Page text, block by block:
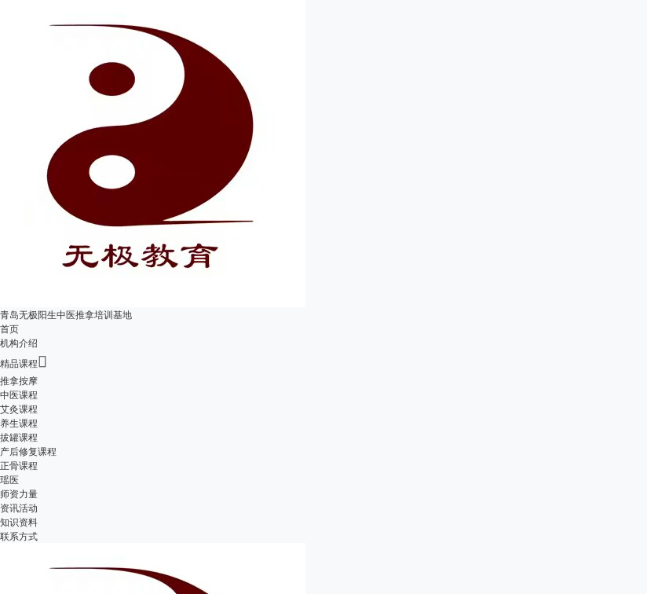
青岛无极阳生中医推拿培训基地
首页
机构介绍
精品课程
推拿按摩
中医课程
艾灸课程
养生课程
拔罐课程
产后修复课程
正骨课程
瑶医
师资力量
资讯活动
知识资料
联系方式